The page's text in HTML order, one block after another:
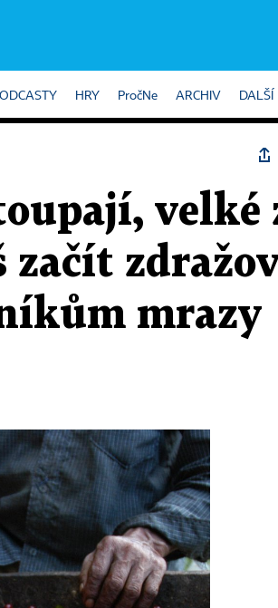
HRY PročNe ARCHIV DALŠÍ
velké
začít
mrazy